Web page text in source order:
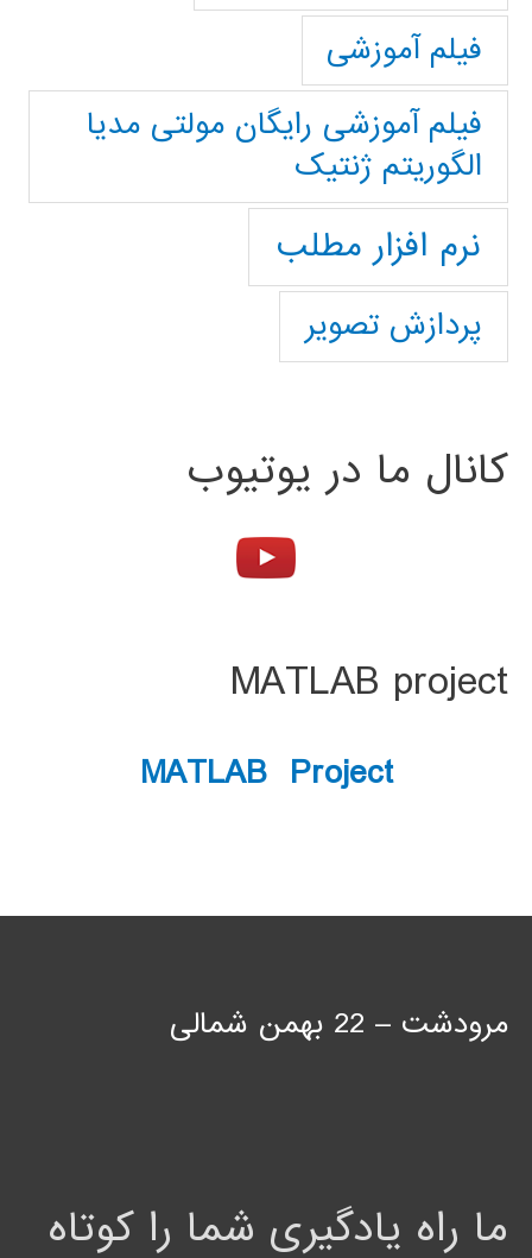
فیلم آموزشی
فیلم آموزشی رایگان مولتی مدیا
الگوریتم ژنتیک
نرم افزار مطلب
پردازش تصویر
کانال ما در یوتیوب
MATLAB project
MATLAB Project
مرودشت – 22 بهمن شمالی
ما راه یادگیری شما را کوتاه